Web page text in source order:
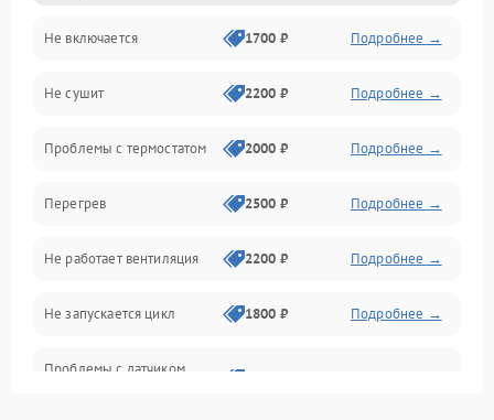
Механические повреждения
Оптика
Программное обеспечение
Датчики
Безопасность
Не включается 1700 ₽ Подробнее →
Не сушит 2200 ₽ Подробнее →
Проблемы с термостатом 2000 ₽ Подробнее →
Перегрев 2500 ₽ Подробнее →
Не работает вентиляция 2200 ₽ Подробнее →
Не запускается цикл 1800 ₽ Подробнее →
Проблемы с датчиком